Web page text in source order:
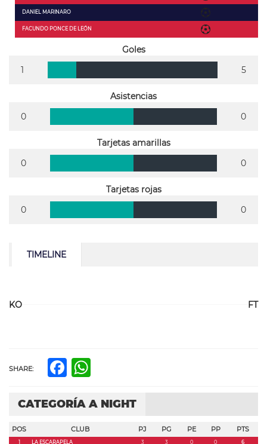
DANIEL MARINARO
FACUNDO PONCE DE LEÓN
Goles
1
5
Asistencias
0
0
Tarjetas amarillas
0
0
Tarjetas rojas
0
0
TIMELINE
KO FT
SHARE: Facebook
CATEGORÍA A NIGHT
POS CLUB PJ PG PE PP PTS
1 LA ESCARAPELA 3 3 0 0 6